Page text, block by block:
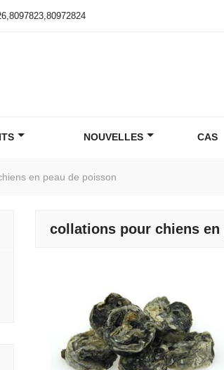
NOUVELLES CAS
en peau de poisson
collations pour chiens en